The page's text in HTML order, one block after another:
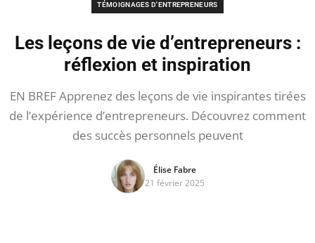
TÉMOIGNAGES D'ENTREPRENEURS
Les leçons de vie d’entrepreneurs :
réflexion et inspiration
EN BREF Apprenez des leçons de vie inspirantes tirées
de l’expérience d’entrepreneurs. Découvrez comment
des succès personnels peuvent
Élise Fabre
21 février 2025